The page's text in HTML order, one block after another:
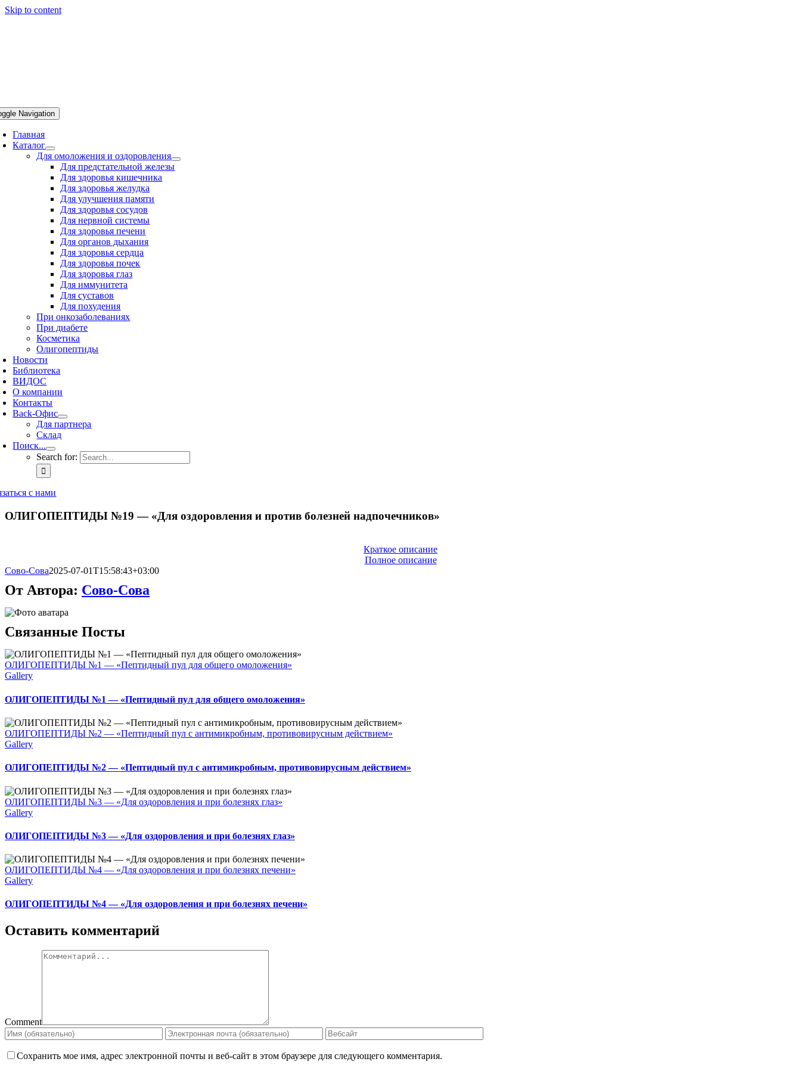
Skip to content
Navigation
Главная
Каталог
Для омоложения и оздоровления
Для предстательной железы
Для здоровья кишечника
Для здоровья желудка
Для улучшения памяти
Для здоровья сосудов
Для нервной системы
Для здоровья печени
Для органов дыхания
Для здоровья сердца
Для здоровья почек
Для здоровья глаз
Для иммунитета
Для суставов
Для похудения
При онкозаболеваниях
При диабете
Косметика
Олигопептиды
Новости
Библиотека
ВИДОС
О компании
Контакты
Back-Офис
Для партнера
Склад
Поиск...
Search for:
с нами
ОЛИГОПЕПТИДЫ №19 — «Для оздоровления и против болезней надпочечников»
Краткое описание
Полное описание
Сово-Сова2025-07-01T15:58:43+03:00
От Автора: Сово-Сова
Связанные Посты
ОЛИГОПЕПТИДЫ №1 — «Пептидный пул для общего омоложения»
Gallery
ОЛИГОПЕПТИДЫ №1 — «Пептидный пул для общего омоложения»
ОЛИГОПЕПТИДЫ №2 — «Пептидный пул с антимикробным, противовирусным действием»
Gallery
ОЛИГОПЕПТИДЫ №2 — «Пептидный пул с антимикробным, противовирусным действием»
ОЛИГОПЕПТИДЫ №3 — «Для оздоровления и при болезнях глаз»
Gallery
ОЛИГОПЕПТИДЫ №3 — «Для оздоровления и при болезнях глаз»
ОЛИГОПЕПТИДЫ №4 — «Для оздоровления и при болезнях печени»
Gallery
ОЛИГОПЕПТИДЫ №4 — «Для оздоровления и при болезнях печени»
Оставить комментарий
Comment
Сохранить мое имя, адрес электронной почты и веб-сайт в этом браузере для следующего комментария.